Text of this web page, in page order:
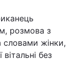
розмова з
жінки,
без